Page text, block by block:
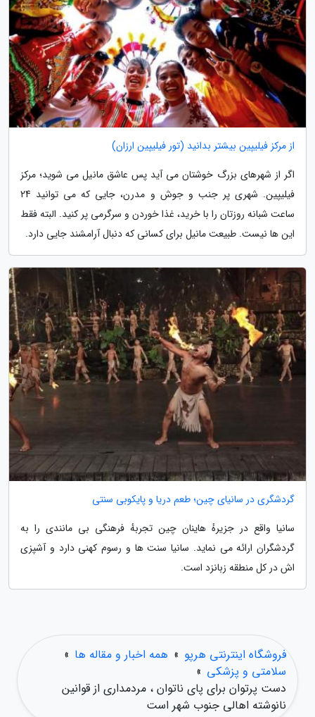
از مرکز فیلیپین بیشتر بدانید (تور فیلیپین ارزان)
اگر از شهرهای بزرگ خوشتان می آید پس عاشق مانیل می شوید؛ مرکز
فیلیپین. شهری پر جنب و جوش و مدرن، جایی که می توانید 24
ساعت شبانه روزتان را با خرید، غذا خوردن و سرگرمی پر کنید. البته فقط
این ها نیست. طبیعت مانیل برای کسانی که دنبال آرامشند جایی دارد.
گردشگری در سانیای چین؛ طعم دریا و پایکوبی سنتی
سانیا واقع در جزیرهٔ هاینان چین تجربهٔ فرهنگی بی مانندی را به
گردشگران ارائه می نماید. سانیا سنت ها و رسوم کهنی دارد و آشپزی
اش در کل منطقه زبانزد است.
فروشگاه اینترنتی هرپو » همه اخبار و مقاله ها »
سلامتی و پزشکی »
دست پرتوان برای پای ناتوان ، مردمداری از قوانین
نانوشته اهالی جنوب شهر است